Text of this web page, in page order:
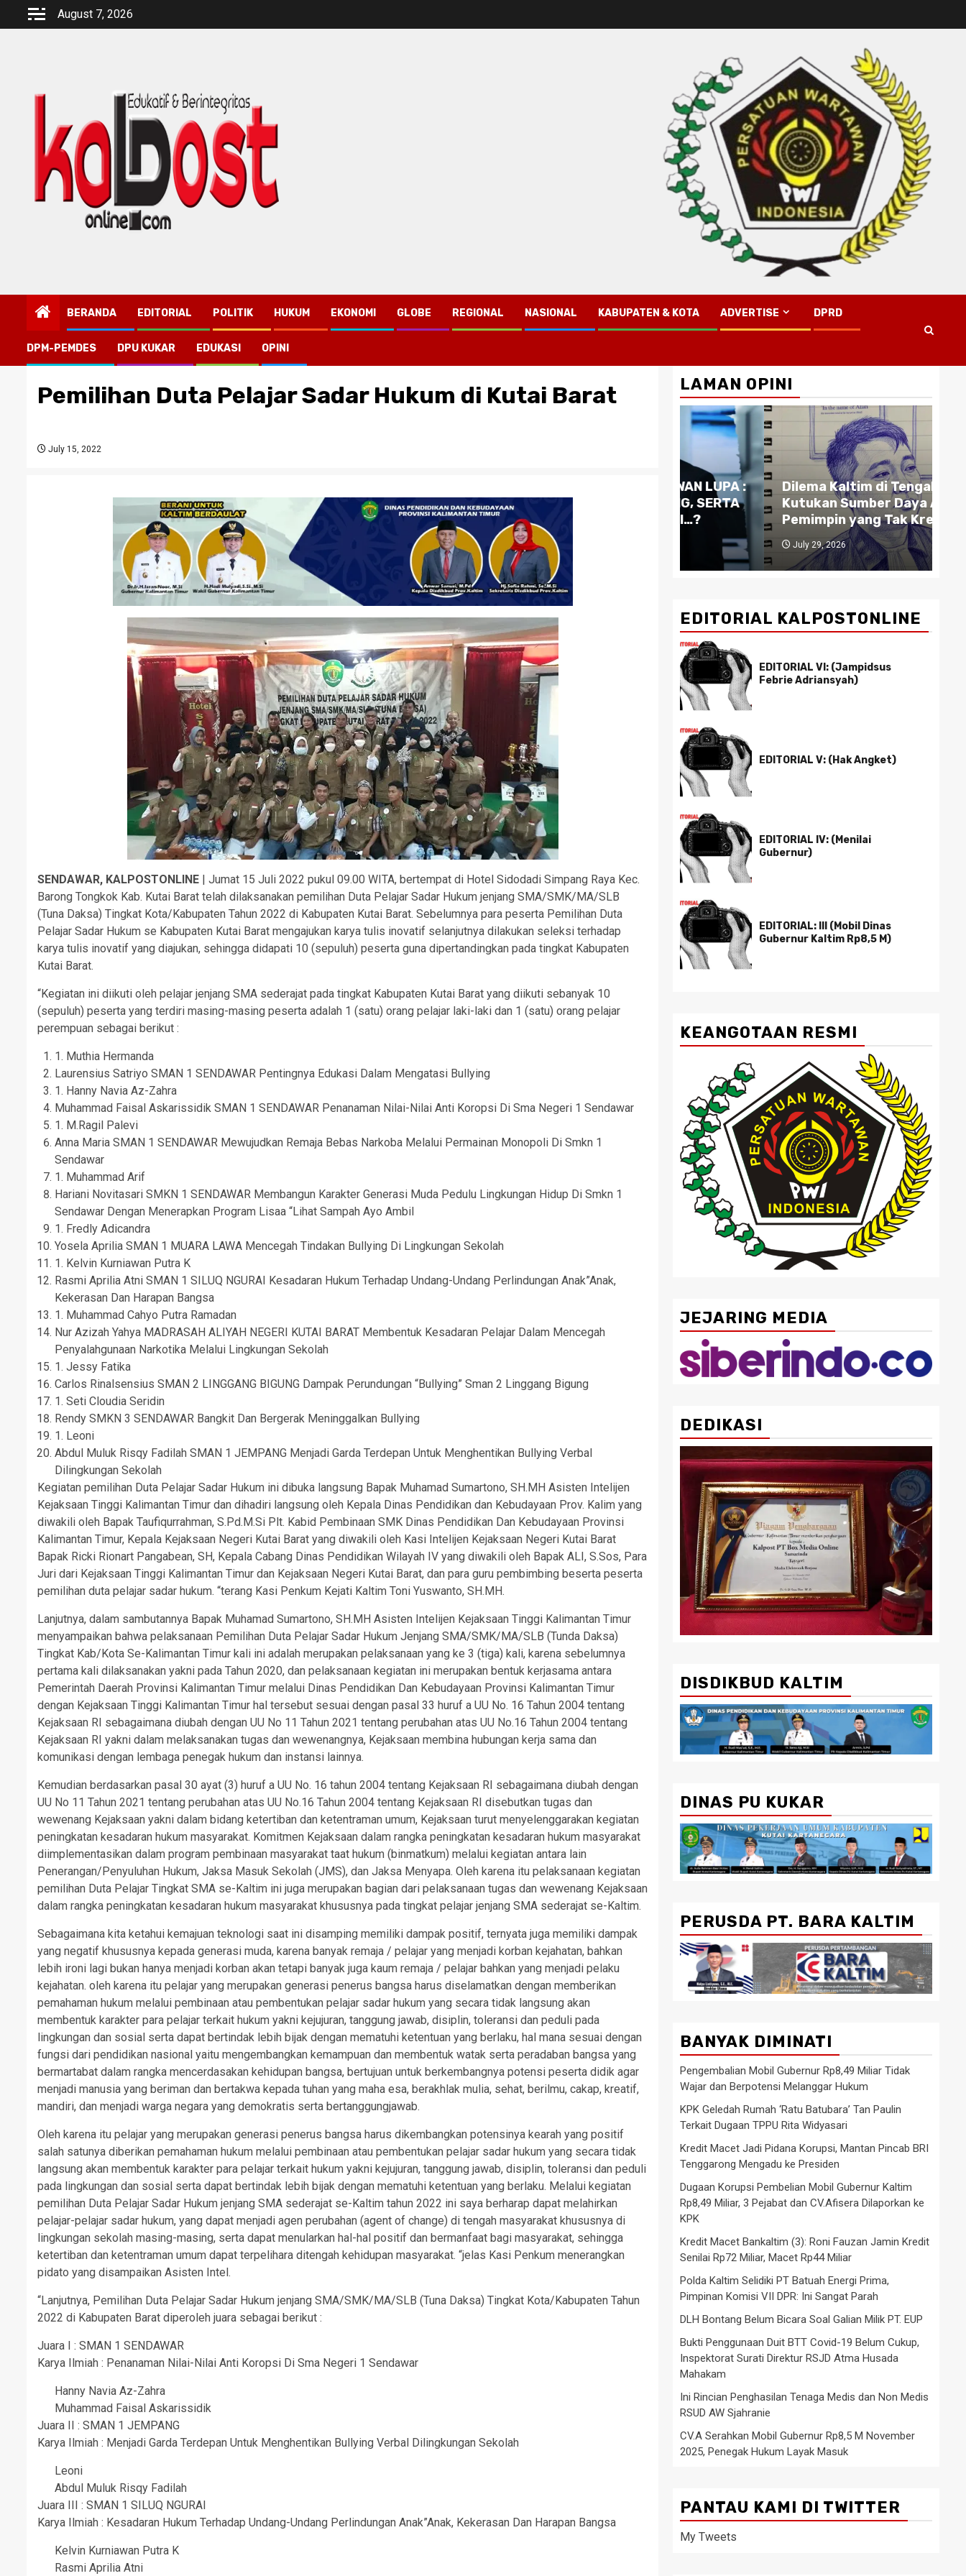
August 7, 2026
BERANDA EDITORIAL POLITIK HUKUM EKONOMI GLOBE REGIONAL NASIONAL KABUPATEN & KOTA ADVERTISE DPRD
DPM-PEMDES DPU KUKAR EDUKASI OPINI
Pemilihan Duta Pelajar Sadar Hukum di Kutai Barat
July 15, 2022
SENDAWAR, KALPOSTONLINE | Jumat 15 Juli 2022 pukul 09.00 WITA, bertempat di Hotel Sidodadi Simpang Raya Kec.
Barong Tongkok Kab. Kutai Barat telah dilaksanakan pemilihan Duta Pelajar Sadar Hukum jenjang SMA/SMK/MA/SLB
(Tuna Daksa) Tingkat Kota/Kabupaten Tahun 2022 di Kabupaten Kutai Barat. Sebelumnya para peserta Pemilihan Duta
Pelajar Sadar Hukum se Kabupaten Kutai Barat mengajukan karya tulis inovatif selanjutnya dilakukan seleksi terhadap
karya tulis inovatif yang diajukan, sehingga didapati 10 (sepuluh) peserta guna dipertandingkan pada tingkat Kabupaten
Kutai Barat.
“Kegiatan ini diikuti oleh pelajar jenjang SMA sederajat pada tingkat Kabupaten Kutai Barat yang diikuti sebanyak 10
(sepuluh) peserta yang terdiri masing-masing peserta adalah 1 (satu) orang pelajar laki-laki dan 1 (satu) orang pelajar
perempuan sebagai berikut :
1. Muthia Hermanda
Laurensius Satriyo SMAN 1 SENDAWAR Pentingnya Edukasi Dalam Mengatasi Bullying
1. Hanny Navia Az-Zahra
Muhammad Faisal Askarissidik SMAN 1 SENDAWAR Penanaman Nilai-Nilai Anti Koropsi Di Sma Negeri 1 Sendawar
1. M.Ragil Palevi
Anna Maria SMAN 1 SENDAWAR Mewujudkan Remaja Bebas Narkoba Melalui Permainan Monopoli Di Smkn 1
Sendawar
1. Muhammad Arif
Hariani Novitasari SMKN 1 SENDAWAR Membangun Karakter Generasi Muda Pedulu Lingkungan Hidup Di Smkn 1
Sendawar Dengan Menerapkan Program Lisaa “Lihat Sampah Ayo Ambil
1. Fredly Adicandra
Yosela Aprilia SMAN 1 MUARA LAWA Mencegah Tindakan Bullying Di Lingkungan Sekolah
1. Kelvin Kurniawan Putra K
Rasmi Aprilia Atni SMAN 1 SILUQ NGURAI Kesadaran Hukum Terhadap Undang-Undang Perlindungan Anak”Anak,
Kekerasan Dan Harapan Bangsa
1. Muhammad Cahyo Putra Ramadan
Nur Azizah Yahya MADRASAH ALIYAH NEGERI KUTAI BARAT Membentuk Kesadaran Pelajar Dalam Mencegah
Penyalahgunaan Narkotika Melalui Lingkungan Sekolah
1. Jessy Fatika
Carlos Rinalsensius SMAN 2 LINGGANG BIGUNG Dampak Perundungan “Bullying” Sman 2 Linggang Bigung
1. Seti Cloudia Seridin
Rendy SMKN 3 SENDAWAR Bangkit Dan Bergerak Meninggalkan Bullying
1. Leoni
Abdul Muluk Risqy Fadilah SMAN 1 JEMPANG Menjadi Garda Terdepan Untuk Menghentikan Bullying Verbal
Dilingkungan Sekolah
Kegiatan pemilihan Duta Pelajar Sadar Hukum ini dibuka langsung Bapak Muhamad Sumartono, SH.MH Asisten Intelijen
Kejaksaan Tinggi Kalimantan Timur dan dihadiri langsung oleh Kepala Dinas Pendidikan dan Kebudayaan Prov. Kalim yang
diwakili oleh Bapak Taufiqurrahman, S.Pd.M.Si Plt. Kabid Pembinaan SMK Dinas Pendidikan Dan Kebudayaan Provinsi
Kalimantan Timur, Kepala Kejaksaan Negeri Kutai Barat yang diwakili oleh Kasi Intelijen Kejaksaan Negeri Kutai Barat
Bapak Ricki Rionart Pangabean, SH, Kepala Cabang Dinas Pendidikan Wilayah IV yang diwakili oleh Bapak ALI, S.Sos, Para
Juri dari Kejaksaan Tinggi Kalimantan Timur dan Kejaksaan Negeri Kutai Barat, dan para guru pembimbing beserta peserta
pemilihan duta pelajar sadar hukum. “terang Kasi Penkum Kejati Kaltim Toni Yuswanto, SH.MH.
Lanjutnya, dalam sambutannya Bapak Muhamad Sumartono, SH.MH Asisten Intelijen Kejaksaan Tinggi Kalimantan Timur
menyampaikan bahwa pelaksanaan Pemilihan Duta Pelajar Sadar Hukum Jenjang SMA/SMK/MA/SLB (Tunda Daksa)
Tingkat Kab/Kota Se-Kalimantan Timur kali ini adalah merupakan pelaksanaan yang ke 3 (tiga) kali, karena sebelumnya
pertama kali dilaksanakan yakni pada Tahun 2020, dan pelaksanaan kegiatan ini merupakan bentuk kerjasama antara
Pemerintah Daerah Provinsi Kalimantan Timur melalui Dinas Pendidikan Dan Kebudayaan Provinsi Kalimantan Timur
dengan Kejaksaan Tinggi Kalimantan Timur hal tersebut sesuai dengan pasal 33 huruf a UU No. 16 Tahun 2004 tentang
Kejaksaan RI sebagaimana diubah dengan UU No 11 Tahun 2021 tentang perubahan atas UU No.16 Tahun 2004 tentang
Kejaksaan RI yakni dalam melaksanakan tugas dan wewenangnya, Kejaksaan membina hubungan kerja sama dan
komunikasi dengan lembaga penegak hukum dan instansi lainnya.
Kemudian berdasarkan pasal 30 ayat (3) huruf a UU No. 16 tahun 2004 tentang Kejaksaan RI sebagaimana diubah dengan
UU No 11 Tahun 2021 tentang perubahan atas UU No.16 Tahun 2004 tentang Kejaksaan RI disebutkan tugas dan
wewenang Kejaksaan yakni dalam bidang ketertiban dan ketentraman umum, Kejaksaan turut menyelenggarakan kegiatan
peningkatan kesadaran hukum masyarakat. Komitmen Kejaksaan dalam rangka peningkatan kesadaran hukum masyarakat
diimplementasikan dalam program pembinaan masyarakat taat hukum (binmatkum) melalui kegiatan antara lain
Penerangan/Penyuluhan Hukum, Jaksa Masuk Sekolah (JMS), dan Jaksa Menyapa. Oleh karena itu pelaksanaan kegiatan
pemilihan Duta Pelajar Tingkat SMA se-Kaltim ini juga merupakan bagian dari pelaksanaan tugas dan wewenang Kejaksaan
dalam rangka peningkatan kesadaran hukum masyarakat khususnya pada tingkat pelajar jenjang SMA sederajat se-Kaltim.
Sebagaimana kita ketahui kemajuan teknologi saat ini disamping memiliki dampak positif, ternyata juga memiliki dampak
yang negatif khususnya kepada generasi muda, karena banyak remaja / pelajar yang menjadi korban kejahatan, bahkan
lebih ironi lagi bukan hanya menjadi korban akan tetapi banyak juga kaum remaja / pelajar bahkan yang menjadi pelaku
kejahatan. oleh karena itu pelajar yang merupakan generasi penerus bangsa harus diselamatkan dengan memberikan
pemahaman hukum melalui pembinaan atau pembentukan pelajar sadar hukum yang secara tidak langsung akan
membentuk karakter para pelajar terkait hukum yakni kejujuran, tanggung jawab, disiplin, toleransi dan peduli pada
lingkungan dan sosial serta dapat bertindak lebih bijak dengan mematuhi ketentuan yang berlaku, hal mana sesuai dengan
fungsi dari pendidikan nasional yaitu mengembangkan kemampuan dan membentuk watak serta peradaban bangsa yang
bermartabat dalam rangka mencerdasakan kehidupan bangsa, bertujuan untuk berkembangnya potensi peserta didik agar
menjadi manusia yang beriman dan bertakwa kepada tuhan yang maha esa, berakhlak mulia, sehat, berilmu, cakap, kreatif,
mandiri, dan menjadi warga negara yang demokratis serta bertanggungjawab.
Oleh karena itu pelajar yang merupakan generasi penerus bangsa harus dikembangkan potensinya kearah yang positif
salah satunya diberikan pemahaman hukum melalui pembinaan atau pembentukan pelajar sadar hukum yang secara tidak
langsung akan membentuk karakter para pelajar terkait hukum yakni kejujuran, tanggung jawab, disiplin, toleransi dan peduli
pada lingkungan dan sosial serta dapat bertindak lebih bijak dengan mematuhi ketentuan yang berlaku. Melalui kegiatan
pemilihan Duta Pelajar Sadar Hukum jenjang SMA sederajat se-Kaltim tahun 2022 ini saya berharap dapat melahirkan
pelajar-pelajar sadar hukum, yang dapat menjadi agen perubahan (agent of change) di tengah masyarakat khususnya di
lingkungan sekolah masing-masing, serta dapat menularkan hal-hal positif dan bermanfaat bagi masyarakat, sehingga
ketertiban dan ketentraman umum dapat terpelihara ditengah kehidupan masyarakat. “jelas Kasi Penkum menerangkan
pidato yang disampaikan Asisten Intel.
“Lanjutnya, Pemilihan Duta Pelajar Sadar Hukum jenjang SMA/SMK/MA/SLB (Tuna Daksa) Tingkat Kota/Kabupaten Tahun
2022 di Kabupaten Barat diperoleh juara sebagai berikut :
Juara I : SMAN 1 SENDAWAR
Karya Ilmiah : Penanaman Nilai-Nilai Anti Koropsi Di Sma Negeri 1 Sendawar
Hanny Navia Az-Zahra
Muhammad Faisal Askarissidik
Juara II : SMAN 1 JEMPANG
Karya Ilmiah : Menjadi Garda Terdepan Untuk Menghentikan Bullying Verbal Dilingkungan Sekolah
Leoni
Abdul Muluk Risqy Fadilah
Juara III : SMAN 1 SILUQ NGURAI
Karya Ilmiah : Kesadaran Hukum Terhadap Undang-Undang Perlindungan Anak”Anak, Kekerasan Dan Harapan Bangsa
Kelvin Kurniawan Putra K
Rasmi Aprilia Atni
LAMAN OPINI
KEMANA KPK, KEJAGUNG, SERTA
KORTASTIPIDKOR POLRI…?
August 2, 2026
Dilema Kaltim di Tengah Krisis:
Kutukan Sumber Daya Alam dan
Pemimpin yang Tak Kreatif
July 29, 2026
EDITORIAL KALPOSTONLINE
EDITORIAL VI: (Jampidsus
Febrie Adriansyah)
EDITORIAL V: (Hak Angket)
EDITORIAL IV: (Menilai
Gubernur)
EDITORIAL: III (Mobil Dinas
Gubernur Kaltim Rp8,5 M)
KEANGOTAAN RESMI
JEJARING MEDIA
DEDIKASI
DISDIKBUD KALTIM
DINAS PU KUKAR
PERUSDA PT. BARA KALTIM
BANYAK DIMINATI
Pengembalian Mobil Gubernur Rp8,49 Miliar Tidak
Wajar dan Berpotensi Melanggar Hukum
KPK Geledah Rumah ‘Ratu Batubara’ Tan Paulin
Terkait Dugaan TPPU Rita Widyasari
Kredit Macet Jadi Pidana Korupsi, Mantan Pincab BRI
Tenggarong Mengadu ke Presiden
Dugaan Korupsi Pembelian Mobil Gubernur Kaltim
Rp8,49 Miliar, 3 Pejabat dan CV.Afisera Dilaporkan ke
KPK
Kredit Macet Bankaltim (3): Roni Fauzan Jamin Kredit
Senilai Rp72 Miliar, Macet Rp44 Miliar
Polda Kaltim Selidiki PT Batuah Energi Prima,
Pimpinan Komisi VII DPR: Ini Sangat Parah
DLH Bontang Belum Bicara Soal Galian Milik PT. EUP
Bukti Penggunaan Duit BTT Covid-19 Belum Cukup,
Inspektorat Surati Direktur RSJD Atma Husada
Mahakam
Ini Rincian Penghasilan Tenaga Medis dan Non Medis
RSUD AW Sjahranie
CV.A Serahkan Mobil Gubernur Rp8,5 M November
2025, Penegak Hukum Layak Masuk
PANTAU KAMI DI TWITTER
My Tweets